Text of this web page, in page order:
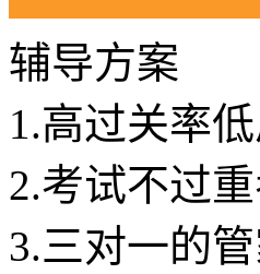
辅导方案
1.高过关率
2.考试不过
3.三对一的